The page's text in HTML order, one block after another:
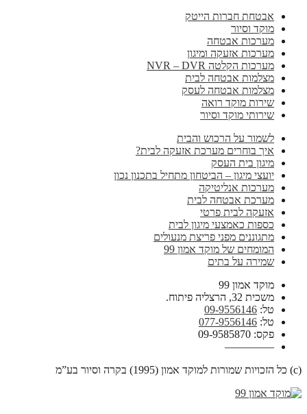
אבטחת חברות הייטק
מוקד וסיור
מערכות אבטחה
מערכות אזעקה ומיגון
מערכות הקלטה NVR – DVR
מצלמות אבטחה לבית
מצלמות אבטחה לעסק
שירות מוקד רואה
שירותי מוקד וסיור
לשמור על הרכוש והבית
איך בוחרים מערכת אזעקה לבית?
מיגון בית העסק
יועצי מיגון – הביטחון מתחיל בתכנון נכון
מערכות אנליטיקה
מערכת אבטחה לבית
אזעקה לבית פרטי
כספות כאמצעי מיגון לבית
מתגוננים מפני פריצת מנעולים
המומחים של מוקד אמון 99
שמירה על בתים
מוקד אמון 99
משכית 32, הרצליה פיתוח.
טל: 09-9556146
טל: 077-9556146
פקס: 09-9585870
————–
(c) כל הזכויות שמורות למוקד אמון (1995) בקרה וסיור בע”מ